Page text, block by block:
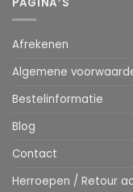
Afrekenen
Algemene
Bestelinformatie
Blog
Contact
Herroepen / Retour